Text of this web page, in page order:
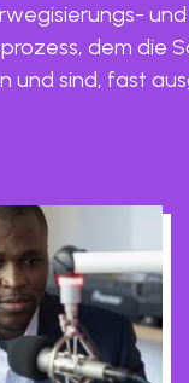
und
dem die
und sind, fast